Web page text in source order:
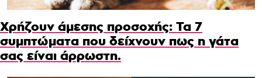
Χρήζουν άμεσης προσοχής: Τα 7
συμπτώματα που δείχνουν πως η γάτα
σας είναι άρρωστη.